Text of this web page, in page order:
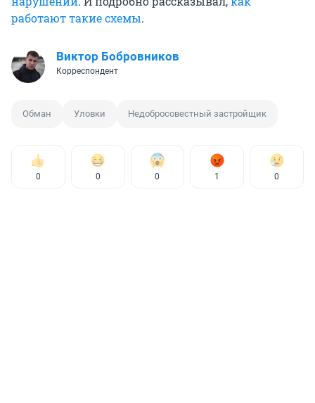
работают такие схемы.
Виктор Бобровников
Корреспондент
Обман Уловки Недобросовестный застройщик
0 0 0 1 0